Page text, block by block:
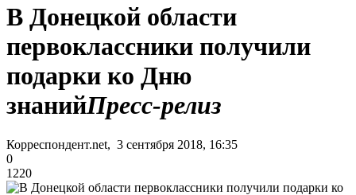
В Донецкой области
первоклассники получили
подарки ко Дню
знанийПресс-релиз
Корреспондент.net, 3 сентября 2018, 16:35
0
1220